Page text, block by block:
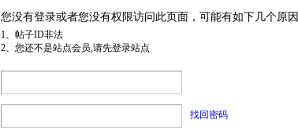
您没有登录或者您没有权限访问此页面，可能有如下几个原因
1、帖子ID非法
2、您还不是站点会员,请先登录站点
找回密码